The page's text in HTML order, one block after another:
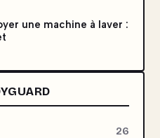
une machine à laver :
26